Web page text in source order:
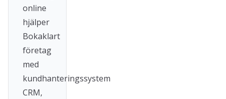
online
hjälper
Bokaklart
företag
med
kundhanteringssystem
CRM,